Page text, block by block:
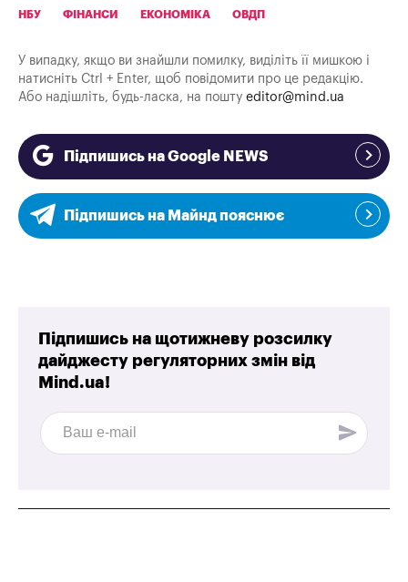
НБУ ФІНАНСИ ЕКОНОМІКА ОВДП
У випадку, якщо ви знайшли помилку, виділіть її мишкою і
натисніть Ctrl + Enter, щоб повідомити про це редакцію.
Або надішліть, будь-ласка, на пошту editor@mind.ua
Підпишись на Google NEWS
Підпишись на Майнд пояснює
Підпишись на щотижневу розсилку
дайджесту регуляторних змін від
Mind.ua!